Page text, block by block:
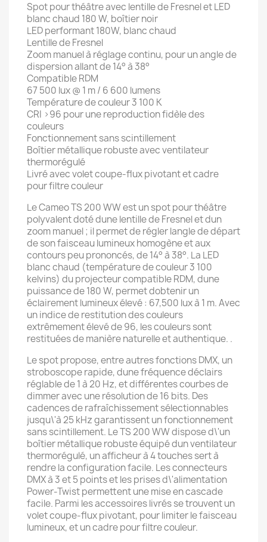
Spot pour théâtre avec lentille de Fresnel et LED
blanc chaud 180 W, boîtier noir
LED performant 180W, blanc chaud
Lentille de Fresnel
Zoom manuel à réglage continu, pour un angle de
dispersion allant de 14° à 38°
Compatible RDM
67 500 lux @ 1 m / 6 600 lumens
Température de couleur 3 100 K
CRI >96 pour une reproduction fidèle des
couleurs
Fonctionnement sans scintillement
Boîtier métallique robuste avec ventilateur
thermorégulé
Livré avec volet coupe-flux pivotant et cadre
pour filtre couleur
Le Cameo TS 200 WW est un spot pour théâtre
polyvalent doté dune lentille de Fresnel et dun
zoom manuel ; il permet de régler langle de départ
de son faisceau lumineux homogène et aux
contours peu prononcés, de 14° à 38°. La LED
blanc chaud (température de couleur 3 100
kelvins) du projecteur compatible RDM, dune
puissance de 180 W, permet dobtenir un
éclairement lumineux élevé : 67,500 lux à 1 m. Avec
un indice de restitution des couleurs
extrêmement élevé de 96, les couleurs sont
restituées de manière naturelle et authentique. .
Le spot propose, entre autres fonctions DMX, un
stroboscope rapide, dune fréquence déclairs
réglable de 1 à 20 Hz, et différentes courbes de
dimmer avec une résolution de 16 bits. Des
cadences de rafraîchissement sélectionnables
jusqu\'à 25 kHz garantissent un fonctionnement
sans scintillement. Le TS 200 WW dispose d\'un
boîtier métallique robuste équipé dun ventilateur
thermorégulé, un afficheur à 4 touches sert à
rendre la configuration facile. Les connecteurs
DMX à 3 et 5 points et les prises d\'alimentation
Power-Twist permettent une mise en cascade
facile. Parmi les accessoires livrés se trouvent un
volet coupe-flux pivotant, pour limiter le faisceau
lumineux, et un cadre pour filtre couleur.